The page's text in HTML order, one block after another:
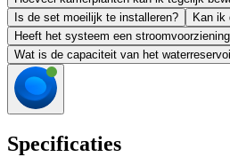
Is de set moeilijk te installeren?
Kan ik
Heeft het systeem een
Wat is de capaciteit van het
Specificaties